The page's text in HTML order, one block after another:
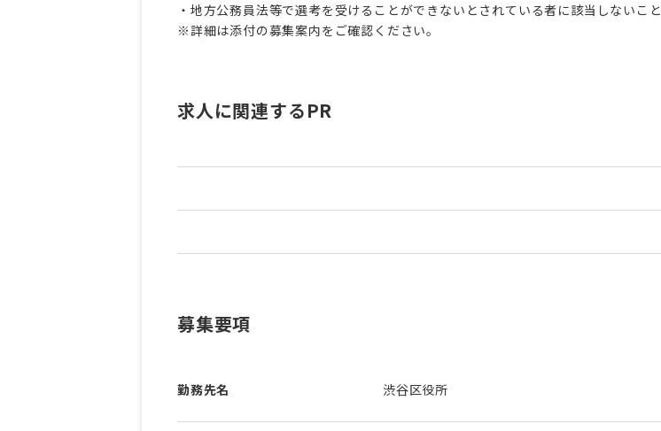
・地方公務員法等で選考を受けることができないとされている者に該当しないこと
※詳細は添付の募集案内をご確認ください。
求人に関連するPR
募集要項
勤務先名 渋谷区役所